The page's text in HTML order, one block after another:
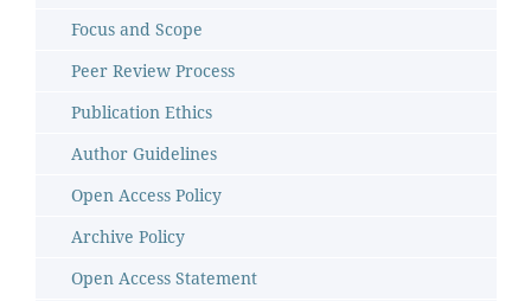
Focus and Scope
Peer Review Process
Publication Ethics
Author Guidelines
Open Access Policy
Archive Policy
Open Access Statement